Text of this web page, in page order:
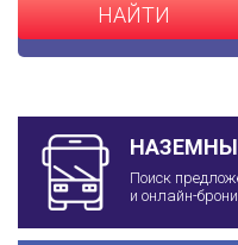
НАЙТИ
Поиск
и онлайн-